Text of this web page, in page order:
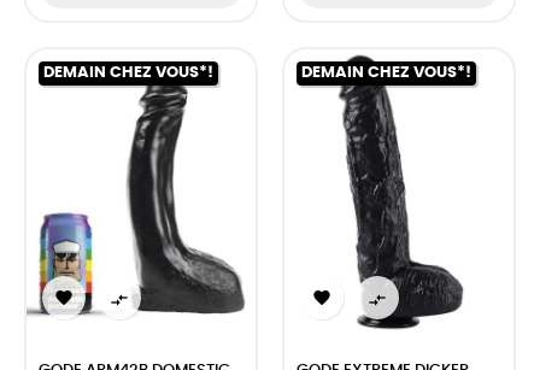
DEMAIN CHEZ VOUS*!
 
DEMAIN CHEZ VOUS*!
 